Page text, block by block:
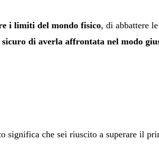
i limiti del mondo fisico, di abbattere
di averla affrontata nel modo
significa che sei riuscito a superare il